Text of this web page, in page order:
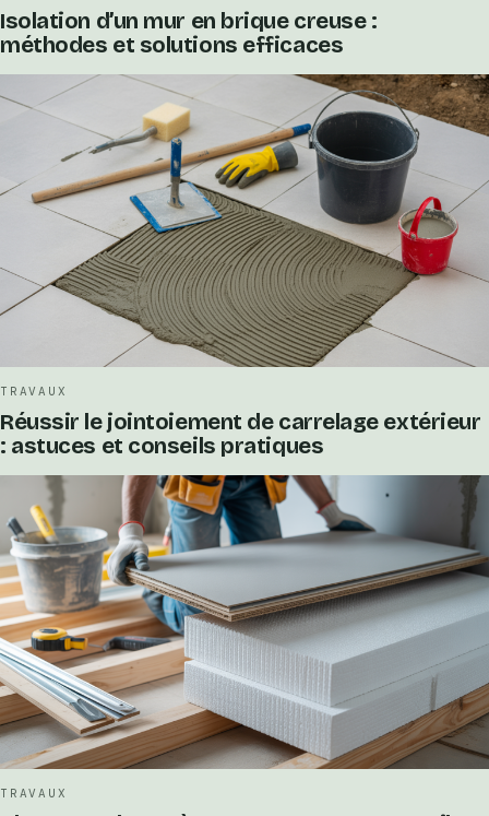
Isolation d’un mur en brique creuse :
méthodes et solutions efficaces
TRAVAUX
Réussir le jointoiement de carrelage extérieur
: astuces et conseils pratiques
TRAVAUX